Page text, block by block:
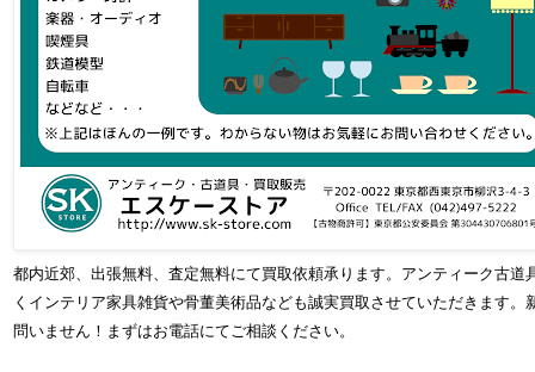
都内近郊、出張無料、査定無料にて買取依頼承ります。アンティーク古道
くインテリア家具雑貨や骨董美術品なども誠実買取させていただきます。
問いません！まずはお電話にてご相談ください。